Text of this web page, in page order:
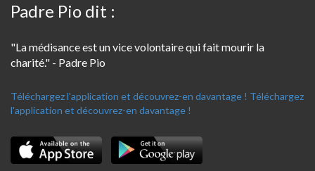
Padre Pio dit :
"La médisance est un vice volontaire qui fait mourir la
charité." - Padre Pio
Téléchargez l'application et découvrez-en davantage ! Téléchargez
l'application et découvrez-en davantage !